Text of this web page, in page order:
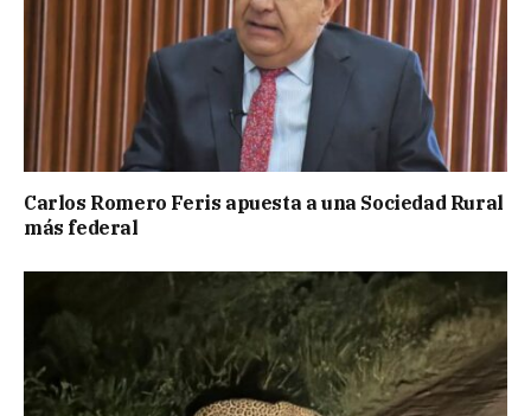
Carlos Romero Feris apuesta a una Sociedad Rural
más federal